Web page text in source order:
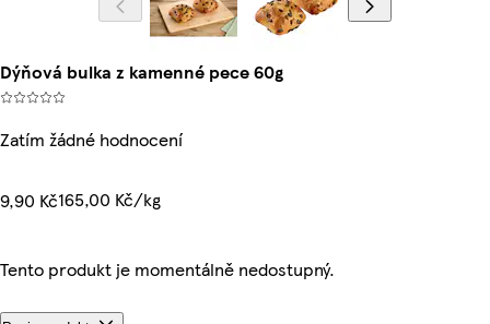
Dýňová bulka z kamenné pece 60g
Zatím žádné hodnocení
9,90 Kč165,00 Kč/kg
Tento produkt je momentálně nedostupný.